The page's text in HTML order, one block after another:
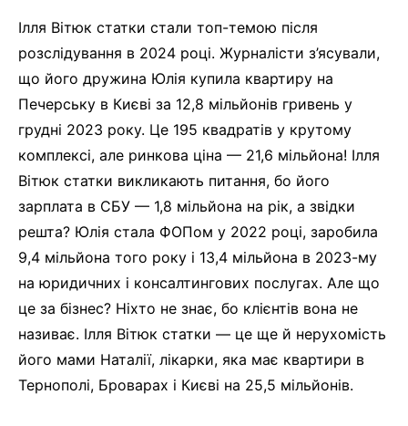
Ілля Вітюк статки стали топ-темою після
розслідування в 2024 році. Журналісти з’ясували,
що його дружина Юлія купила квартиру на
Печерську в Києві за 12,8 мільйонів гривень у
грудні 2023 року. Це 195 квадратів у крутому
комплексі, але ринкова ціна — 21,6 мільйона! Ілля
Вітюк статки викликають питання, бо його
зарплата в СБУ — 1,8 мільйона на рік, а звідки
решта? Юлія стала ФОПом у 2022 році, заробила
9,4 мільйона того року і 13,4 мільйона в 2023-му
на юридичних і консалтингових послугах. Але що
це за бізнес? Ніхто не знає, бо клієнтів вона не
називає. Ілля Вітюк статки — це ще й нерухомість
його мами Наталії, лікарки, яка має квартири в
Тернополі, Броварах і Києві на 25,5 мільйонів.